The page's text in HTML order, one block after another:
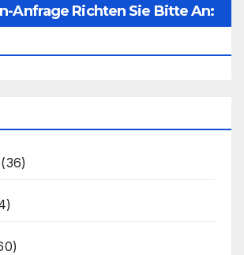
Anfrage Richten Sie Bitte An:
(36)